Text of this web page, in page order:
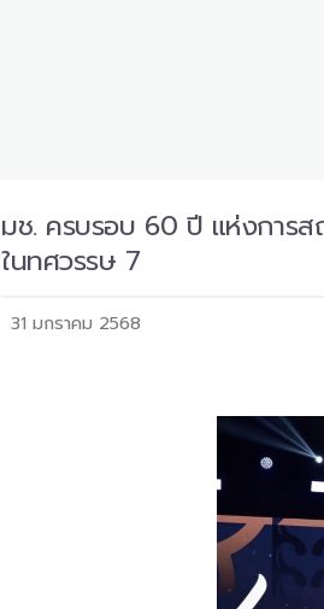
มช. ครบรอบ 60 ปี แห่งการ
ในทศวรรษ 7
31 มกราคม 2568